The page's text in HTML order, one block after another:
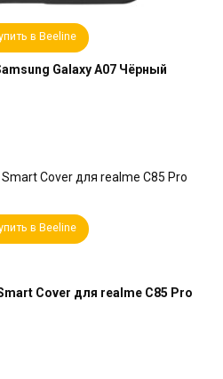
в Beeline
Galaxy A07 Чёрный
в Beeline
Cover для realme C85 Pro